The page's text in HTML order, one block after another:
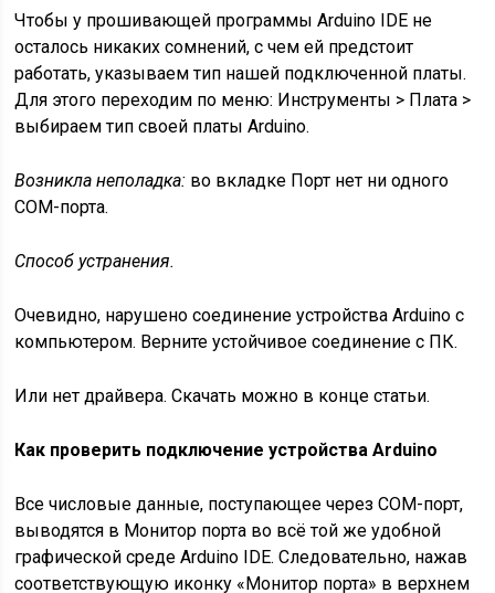
Чтобы у прошивающей программы Arduino IDE не
осталось никаких сомнений, с чем ей предстоит
работать, указываем тип нашей подключенной платы.
Для этого переходим по меню: Инструменты > Плата >
выбираем тип своей платы Arduino.
Возникла неполадка: во вкладке Порт нет ни одного
COM-порта.
Способ устранения.
Очевидно, нарушено соединение устройства Arduino с
компьютером. Верните устойчивое соединение с ПК.
Или нет драйвера. Скачать можно в конце статьи.
Как проверить подключение устройства Arduino
Все числовые данные, поступающее через COM-порт,
выводятся в Монитор порта во всё той же удобной
графической среде Arduino IDE. Следовательно, нажав
соответствующую иконку «Монитор порта» в верхнем